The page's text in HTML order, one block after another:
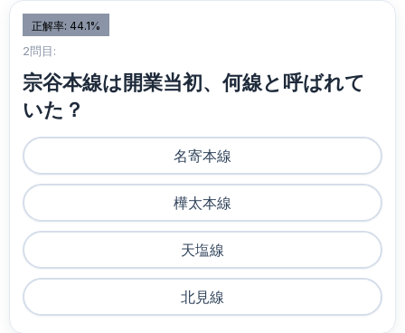
正解率: 44.1%
2問目:
宗谷本線は開業当初、何線と呼ばれて
いた？
名寄本線
樺太本線
天塩線
北見線